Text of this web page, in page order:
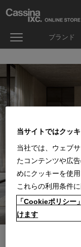
ブランド
当サイトではクッ
当社では、ウェブ
たコンテンツや広
めにクッキーを使
これらの利用条件
「Cookieポリシー
けます